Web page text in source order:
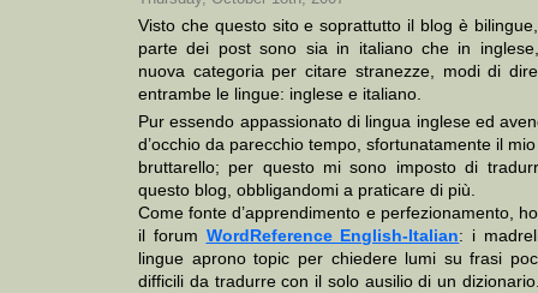
Visto che questo sito e soprattutto il blog è
parte dei post sono sia in italiano che in
nuova categoria per citare stranezze, modi di
entrambe le lingue: inglese e italiano.
Pur essendo appassionato di lingua inglese ed
d’occhio da parecchio tempo, sfortunatamente il
bruttarello; per questo mi sono imposto di
questo blog, obbligandomi a praticare di più.
Come fonte d’apprendimento e perfezionamento,
il forum WordReference English-Italian: i
lingue aprono topic per chiedere lumi su frasi
difficili da tradurre con il solo ausilio di un